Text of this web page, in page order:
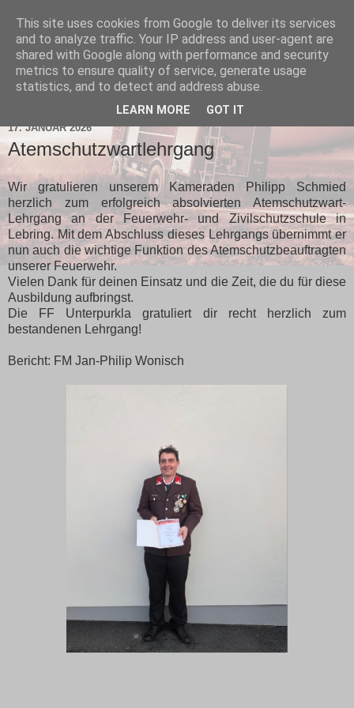
17. JANUAR 2026
Atemschutzwartlehrgang
Wir gratulieren unserem Kameraden Philipp Schmied
herzlich zum erfolgreich absolvierten Atemschutzwart-
Lehrgang an der Feuerwehr- und Zivilschutzschule in
Lebring. Mit dem Abschluss dieses Lehrgangs übernimmt er
nun auch die wichtige Funktion des Atemschutzbeauftragten
unserer Feuerwehr.
Vielen Dank für deinen Einsatz und die Zeit, die du für diese
Ausbildung aufbringst.
Die FF Unterpurkla gratuliert dir recht herzlich zum
bestandenen Lehrgang!
Bericht: FM Jan-Philip Wonisch
This site uses cookies from Google to deliver its services
and to analyze traffic. Your IP address and user-agent are
shared with Google along with performance and security
metrics to ensure quality of service, generate usage
statistics, and to detect and address abuse.
LEARN MORE GOT IT